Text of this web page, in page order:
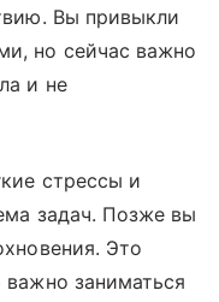
Вы привыкли
но сейчас важно
и не
стрессы и
задач. Позже вы
Это
заниматься